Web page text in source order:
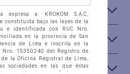
expresa a: KROKOM S.A.C,
constituida bajo las leyes de la
e identificada con RUC Nro.
en la provincia de San
de Lima e inscrita en la
Nro. 15350240 del Registro de
de la Oficina Registral de Lima,
sociedades en las que éstas